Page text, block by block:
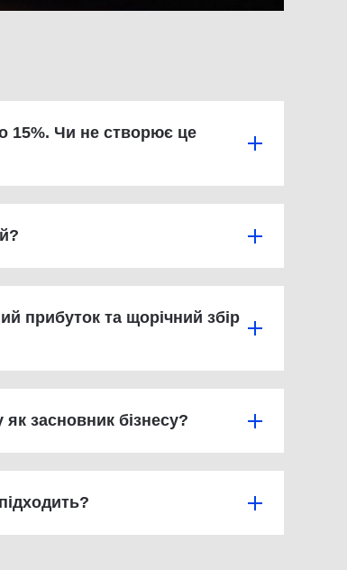
15%. Чи не створює це
прибуток та щорічний збір
засновник бізнесу?